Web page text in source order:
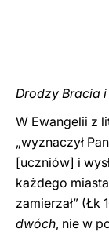
Drodzy Bracia
W Ewangelii z
„wyznaczył
[uczniów] i
każdego
zamierzał” (Łk
dwóch, nie w